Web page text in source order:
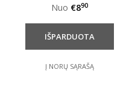
Nuo €890
Į NORŲ SĄRAŠĄ